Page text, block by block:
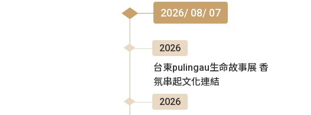
2026/ 08/ 07
2026
台東pulingau生命故事展 香
氛串起文化連結
2026